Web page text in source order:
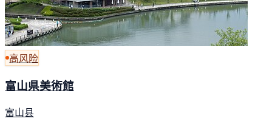
高风险
富山県美術館
富山县